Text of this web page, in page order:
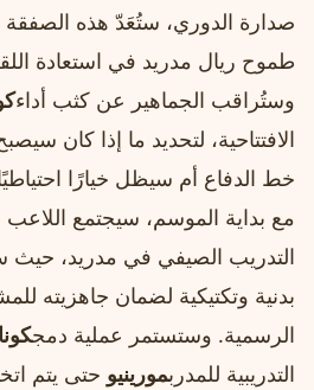
صدارة الدوري، ستُعَدّ هذه
طموح ريال مدريد في استعادة
وستُراقب الجماهير عن كثب أداء
الافتتاحية، لتحديد ما إذا كان
خط الدفاع أم سيظل خيارًا
مع بداية الموسم، سيجتمع
التدريب الصيفي في مدريد، حيث
بدنية وتكتيكية لضمان جاهزيته
الرسمية. وستستمر عملية دمج
التدريبية للمدربمورينيو حتى يتم